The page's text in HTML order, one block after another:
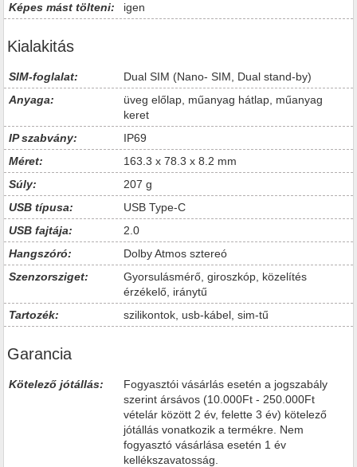
Képes mást tölteni: igen
Kialakitás
SIM-foglalat:
Dual SIM (Nano- SIM, Dual stand-by)
Anyaga:
üveg előlap, műanyag hátlap, műanyag
keret
IP szabvány:
IP69
Méret:
163.3 x 78.3 x 8.2 mm
Súly:
207 g
USB típusa:
USB Type-C
USB fajtája:
2.0
Hangszóró:
Dolby Atmos sztereó
Szenzorsziget:
Gyorsulásmérő, giroszkóp, közelítés
érzékelő, iránytű
Tartozék:
szilikontok, usb-kábel, sim-tű
Garancia
Kötelező jótállás:
Fogyasztói vásárlás esetén a jogszabály
szerint ársávos (10.000Ft - 250.000Ft
vételár között 2 év, felette 3 év) kötelező
jótállás vonatkozik a termékre. Nem
fogyasztó vásárlása esetén 1 év
kellékszavatosság.